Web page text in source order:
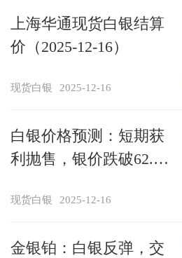
上海华通现货白银结算
价（2025-12-16）
现货白银 2025-12-16
白银价格预测：短期获
利抛售，银价跌破62.50
焦美国非农就业数据
现货白银 2025-12-16
金银铂：白银反弹，交